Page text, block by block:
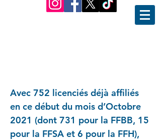
Avec 752 licenciés déjà affiliés
en ce début du mois d’Octobre
2021 (dont 731 pour la FFBB, 15
pour la FFSA et 6 pour la FFH),